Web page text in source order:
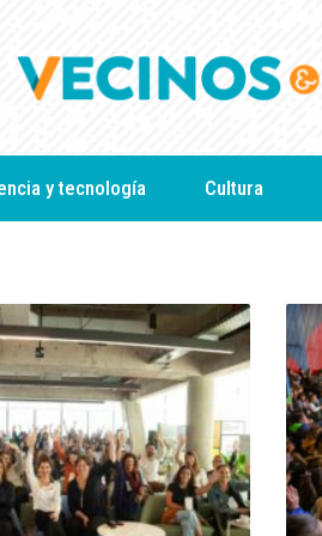
y tecnología Cultura